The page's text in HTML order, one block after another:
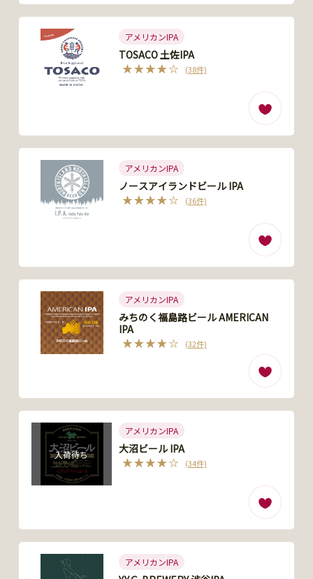
アメリカンIPA
TOSACO 土佐IPA
(38件)
アメリカンIPA
ノースアイランドビール IPA
(36件)
アメリカンIPA
みちのく福島路ビール AMERICAN
IPA
(32件)
入荷待ち
アメリカンIPA
大沼ビール IPA
(34件)
アメリカンIPA